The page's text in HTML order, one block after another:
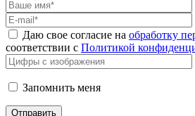
Даю свое согласие на обработку
соответствии с Политикой
Запомнить меня